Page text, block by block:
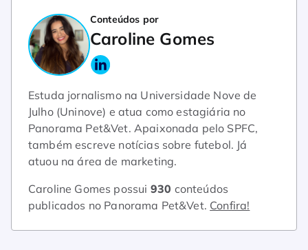
Conteúdos por
Caroline Gomes
Estuda jornalismo na Universidade Nove de
Julho (Uninove) e atua como estagiária no
Panorama Pet&Vet. Apaixonada pelo SPFC,
também escreve notícias sobre futebol. Já
atuou na área de marketing.
Caroline Gomes possui 930 conteúdos
publicados no Panorama Pet&Vet. Confira!